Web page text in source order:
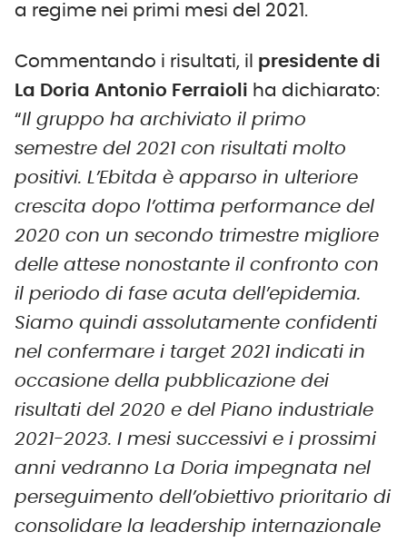
a regime nei primi mesi del 2021.
Commentando i risultati, il presidente di
La Doria Antonio Ferraioli ha dichiarato:
“Il gruppo ha archiviato il primo
semestre del 2021 con risultati molto
positivi. L’Ebitda è apparso in ulteriore
crescita dopo l’ottima performance del
2020 con un secondo trimestre migliore
delle attese nonostante il confronto con
il periodo di fase acuta dell’epidemia.
Siamo quindi assolutamente confidenti
nel confermare i target 2021 indicati in
occasione della pubblicazione dei
risultati del 2020 e del Piano industriale
2021-2023. I mesi successivi e i prossimi
anni vedranno La Doria impegnata nel
perseguimento dell’obiettivo prioritario di
consolidare la leadership internazionale